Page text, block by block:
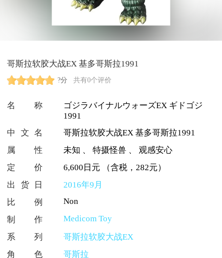
哥斯拉软胶大战EX 基多哥斯拉1991
?分 共有0个评价
名称
ゴジラバイナルウォーズEX ギドゴジ
1991
中文名
哥斯拉软胶大战EX 基多哥斯拉1991
属性
未知 、 特摄怪兽、 观感安心
定价
6,600日元 （含税，282元）
出货日
2016年9月
比例
Non
制作
Medicom Toy
系列
哥斯拉软胶大战EX
角色
哥斯拉